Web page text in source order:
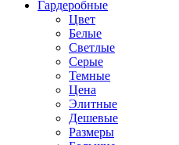
Гардеробные
Цвет
Белые
Светлые
Серые
Темные
Цена
Элитные
Дешевые
Размеры